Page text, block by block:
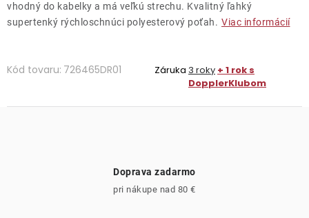
vhodný do kabelky a má veľkú strechu. Kvalitný ľahký
supertenký rýchloschnúci polyesterový poťah. Viac informácií
Kód tovaru: 726465DR01 Záruka 3 roky + 1 rok s
DopplerKlubom
Doprava zadarmo
pri nákupe nad 80 €